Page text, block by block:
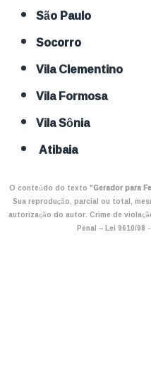
São Paulo
Socorro
Vila Clementino
Vila Formosa
Vila Sônia
Atibaia
O conteúdo do texto "Gerador para
Sua reprodução, parcial ou total,
autorização do autor. Crime de
Penal –Lei 9610/98